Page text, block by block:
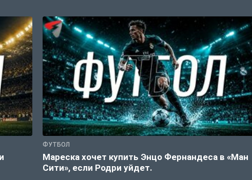
ФУТБОЛ
Мареска хочет купить Энцо Фернандеса в «Ман
Сити», если Родри уйдет.